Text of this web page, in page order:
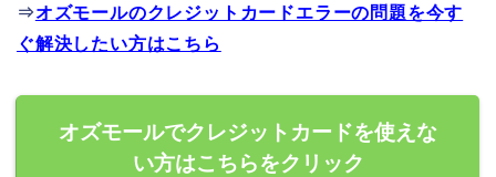
⇒オズモールのクレジットカードエラーの問題を今す
ぐ解決したい方はこちら
オズモールでクレジットカードを使えな
い方はこちらをクリック